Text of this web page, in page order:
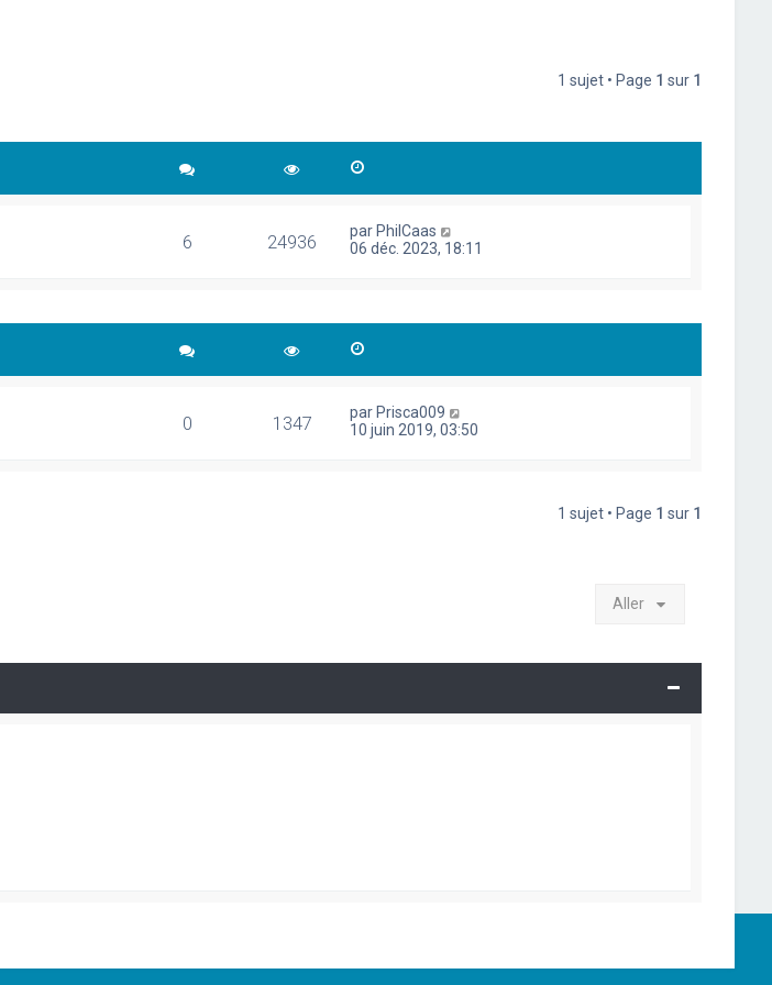
1 sujet • Page 1 sur 1
6 24936 par PhilCaas
06 déc. 2023, 18:11
0 1347 par Prisca009
10 juin 2019, 03:50
1 sujet • Page 1 sur 1
Aller